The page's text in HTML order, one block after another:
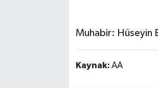
Muhabir: Hüseyin
Kaynak: AA